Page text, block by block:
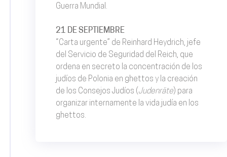
Guerra Mundial.
21 DE SEPTIEMBRE
“Carta urgente” de Reinhard Heydrich, jefe
del Servicio de Seguridad del Reich, que
ordena en secreto la concentración de los
judíos de Polonia en ghettos y la creación
de los Consejos Judíos (Judenräte) para
organizar internamente la vida judía en los
ghettos.